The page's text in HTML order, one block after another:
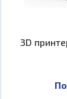
3D